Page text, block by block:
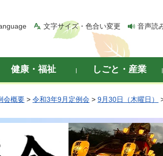
文字サイズ・色合い変更 音声読
健康・福祉 しごと・産業
会概要 > 令和3年9月定例会 > 9月30日（木曜日）